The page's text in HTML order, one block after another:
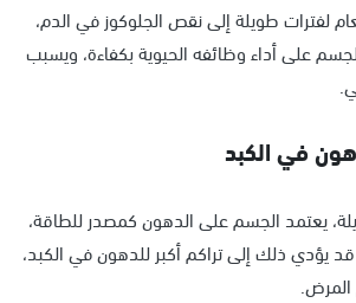
لفترات طويلة إلى نقص الجلوكوز في الدم،
على أداء وظائفه الحيوية بكفاءة، ويسبب
يعتمد الجسم على الدهون كمصدر للطاقة،
يؤدي ذلك إلى تراكم أكبر للدهون في الكبد،